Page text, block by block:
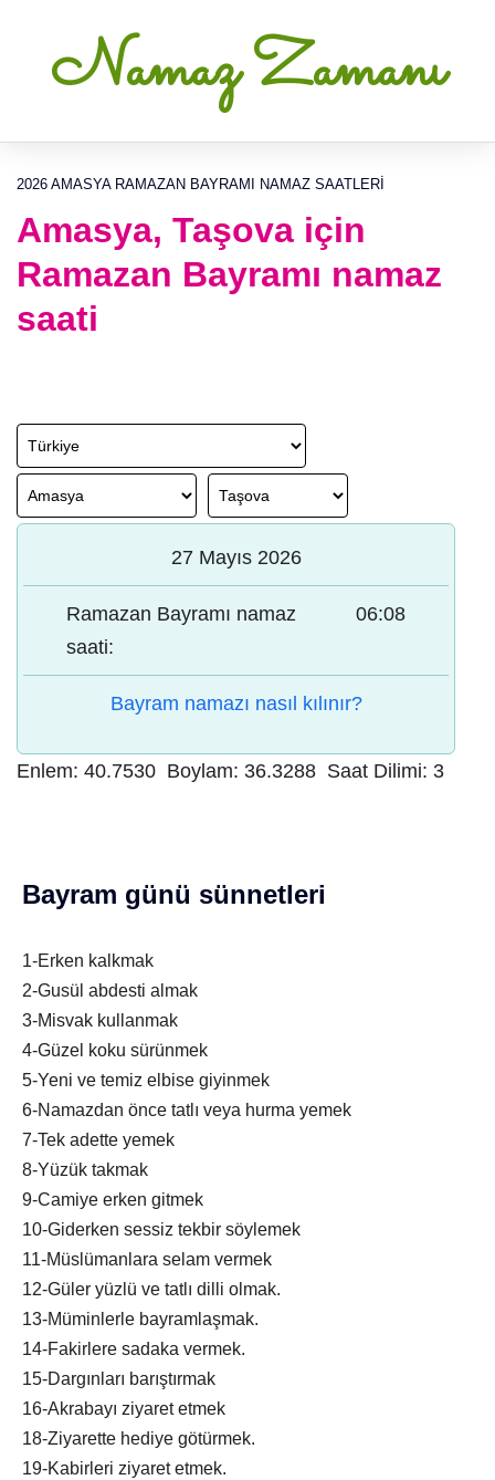
Namaz Zamanı
2026 AMASYA RAMAZAN BAYRAMI NAMAZ SAATLERI
Amasya, Taşova için
Ramazan Bayramı namaz
saati
27 Mayıs 2026
Ramazan Bayramı namaz
saati:
06:08
Bayram namazı nasıl kılınır?
Enlem: 40.7530 Boylam: 36.3288 Saat Dilimi: 3
Bayram günü sünnetleri
1-Erken kalkmak
2-Gusül abdesti almak
3-Misvak kullanmak
4-Güzel koku sürünmek
5-Yeni ve temiz elbise giyinmek
6-Namazdan önce tatlı veya hurma yemek
7-Tek adette yemek
8-Yüzük takmak
9-Camiye erken gitmek
10-Giderken sessiz tekbir söylemek
11-Müslümanlara selam vermek
12-Güler yüzlü ve tatlı dilli olmak.
13-Müminlerle bayramlaşmak.
14-Fakirlere sadaka vermek.
15-Dargınları barıştırmak
16-Akrabayı ziyaret etmek
18-Ziyarette hediye götürmek.
19-Kabirleri ziyaret etmek.